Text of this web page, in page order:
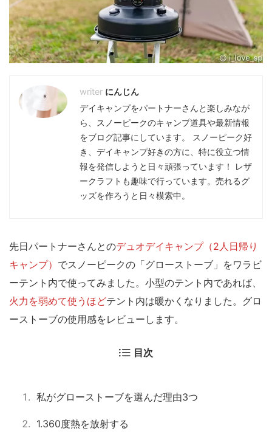
にんじん
デイキャンプをパートナーさんと楽しみなが
ら、スノーピークのキャンプ道具や最新情報
をブログ記事にしています。 スノーピーク好
き、デイキャンプ好きの方に、特に役立つ情
報を発信しようと日々頑張っています！ レザ
ークラフトも趣味で行っています。売れるグ
ッズを作ろうと日々模索中。
先日パートナーさんとのデュオデイキャンプ（2人日帰り
キャンプ） でスノーピークの「グローストーブ」をワラビ
ーテント内で使ってみました。 小型のテント内であれば、
火力を弱めて使うほどテント内は暖かくなりました。 グロ
ーストーブの使用感をレビューします。
目次
私がグローストーブを選んだ理由3つ
1.360度熱を放射する